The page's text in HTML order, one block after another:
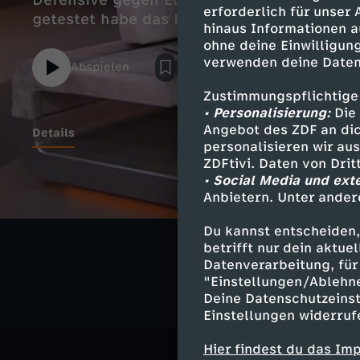
erforderlich für unser
hinaus Informationen
ohne deine
verwenden deine
• Personalisierung:Die
Angebot des ZDF an
personalisieren wir
ZDFtivi. Daten von
• Social Media und
Anbietern. Unter
Du kannst
betrifft nur dein
Datenverarbeitung,
"Einstellungen/
Deine
Einstellungen
Hier findest du das
getestet habe das DFB-Team nicht die
Abspielen
Details
FIFA WM